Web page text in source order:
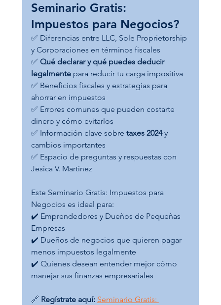
Seminario Gratis:
Impuestos para Negocios?
✅ Diferencias entre LLC, Sole Proprietorship
y Corporaciones en términos fiscales
✅ Qué declarar y qué puedes deducir
legalmente para reducir tu carga impositiva
✅ Beneficios fiscales y estrategias para
ahorrar en impuestos
✅ Errores comunes que pueden costarte
dinero y cómo evitarlos
✅ Información clave sobre taxes 2024 y
cambios importantes
✅ Espacio de preguntas y respuestas con
Jesica V. Martinez
Este Seminario Gratis: Impuestos para
Negocios es ideal para:
✔️ Emprendedores y Dueños de Pequeñas
Empresas
✔️ Dueños de negocios que quieren pagar
menos impuestos legalmente
✔️ Quienes desean entender mejor cómo
manejar sus finanzas empresariales
🔗 Regístrate aquí: Seminario Gratis: